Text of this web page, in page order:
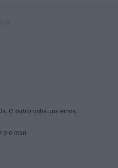
O outro tinha uns erros.
p o msn.